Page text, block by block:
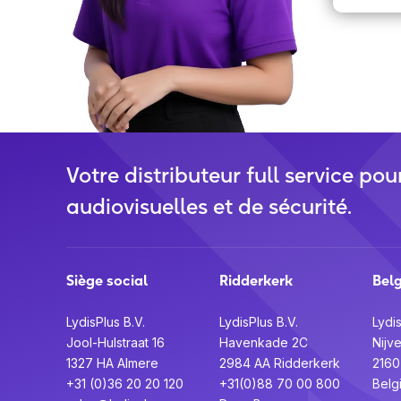
Votre distributeur full service
audiovisuelles et de sécurité.
Siège social
LydisPlus B.V.
Jool-Hulstraat 16
1327 HA Almere
+31 (0)36 20 20 120
Ridderkerk
LydisPlus B.V.
Havenkade 2C
2984 AA Ridderkerk
+31(0)88 70 00 800